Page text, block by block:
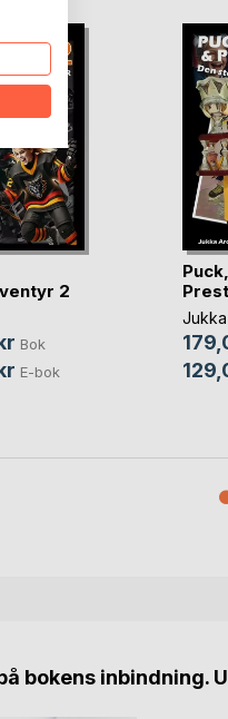
2
Bok
E-bok
bokens inbindning.